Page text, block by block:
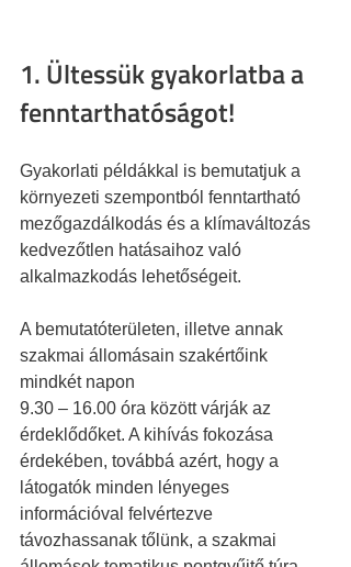
1. Ültessük gyakorlatba a
fenntarthatóságot!
Gyakorlati példákkal is bemutatjuk a
környezeti szempontból fenntartható
mezőgazdálkodás és a klímaváltozás
kedvezőtlen hatásaihoz való
alkalmazkodás lehetőségeit.
A bemutatóterületen, illetve annak
szakmai állomásain szakértőink
mindkét napon
9.30 – 16.00 óra között várják az
érdeklődőket. A kihívás fokozása
érdekében, továbbá azért, hogy a
látogatók minden lényeges
információval felvértezve
távozhassanak tőlünk, a szakmai